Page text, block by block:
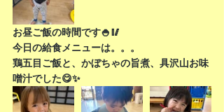
お昼ご飯の時間です🍚🥢
今日の給食メニューは。。。
鶏五目ご飯と、かぼちゃの旨煮、具沢山お味
噌汁でした😋✨